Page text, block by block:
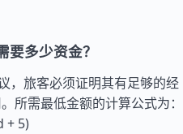
多少资金？
，旅客必须证明其有足够的经
所需最低金额的计算公式为：
+ 5)